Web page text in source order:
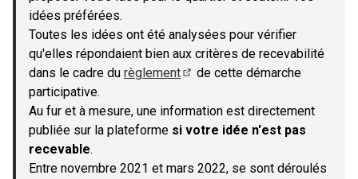
idées préférées.
Toutes les idées ont été analysées pour vérifier
qu'elles répondaient bien aux critères de recevabilité
dans le cadre du règlement
de cette démarche
participative.
Au fur et à mesure, une information est directement
publiée sur la plateforme si votre idée n'est pas
recevable.
Entre novembre 2021 et mars 2022, se sont déroulés